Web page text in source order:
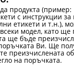
продукта
с инструкции
етикети и т.н.),
модел, като ще
ще бъде
Ви. Ще
преизчислената
на поръчката.